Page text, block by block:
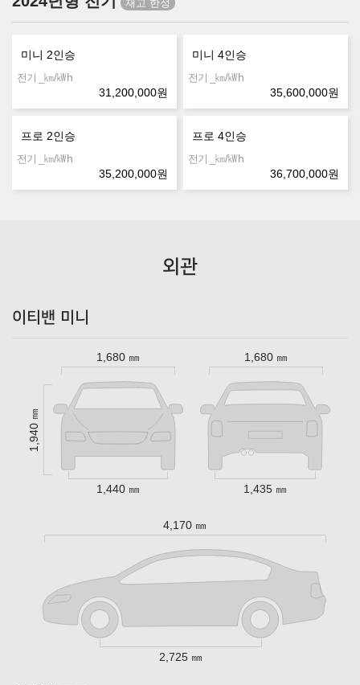
미니 2인승
전기 _ ㎞/㎾h
31,200,000원
미니 4인승
전기 _ ㎞/㎾h
35,600,000원
프로 2인승
전기 _ ㎞/㎾h
35,200,000원
프로 4인승
전기 _ ㎞/㎾h
36,700,000원
외관
이티밴 미니
1,680 ㎜ 1,680 ㎜
1,940 ㎜
1,440 ㎜ 1,435 ㎜
4,170 ㎜
2,725 ㎜